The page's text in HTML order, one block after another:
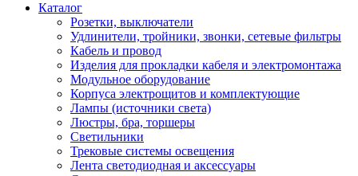
Каталог
Розетки, выключатели
Удлинители, тройники, звонки, сетевые фильтры
Кабель и провод
Изделия для прокладки кабеля и электромонтажа
Модульное оборудование
Корпуса электрощитов и комплектующие
Лампы (источники света)
Люстры, бра, торшеры
Светильники
Трековые системы освещения
Лента светодиодная и аксессуары